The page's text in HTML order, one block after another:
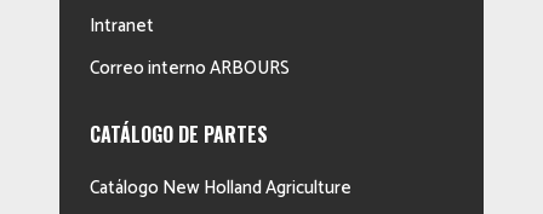
Intranet
Correo interno ARBOURS
CATÁLOGO DE PARTES
Catálogo New Holland Agriculture